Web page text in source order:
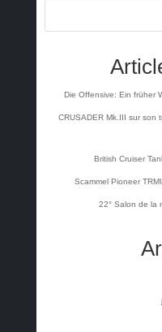
Die Offensive: Ein früher
CRUSADER Mk.III sur
British Cruiser
Scammel Pioneer
22° Salon de la